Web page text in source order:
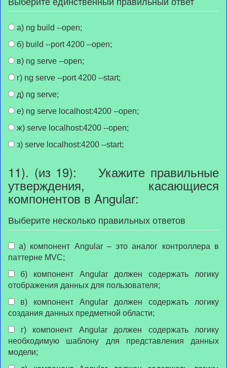
а) ng build --open;
б) build --port 4200 --open;
в) ng serve --open;
г) ng serve --port 4200 --start;
д) ng serve;
е) ng serve localhost:4200 --open;
ж) serve localhost:4200 --open;
з) serve localhost:4200 --start;
11). (из 19): Укажите правильные
утверждения, касающиеся
компонентов в Angular:
Выберите несколько правильных ответов
паттерне MVC;
отображения данных для пользователя;
создания данных предметной области;
необходимую шаблону для представления данных
модели;